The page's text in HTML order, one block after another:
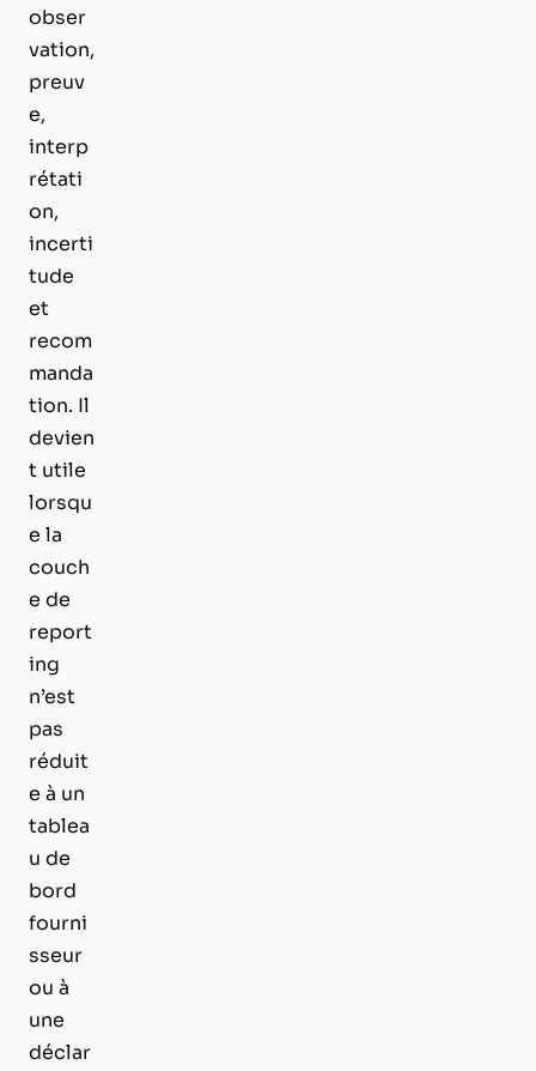
obser
vation,
preuv
e,
interp
rétati
on,
incerti
tude
et
recom
manda
tion. Il
devien
t utile
lorsqu
e la
couch
e de
report
ing
n’est
pas
réduit
e à un
tablea
u de
bord
fourni
sseur
ou à
une
déclar